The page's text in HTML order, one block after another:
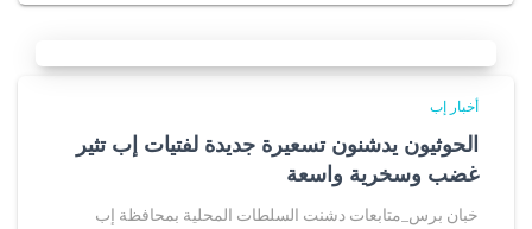
أخبار إب
الحوثيون يدشنون تسعيرة جديدة لفتيات إب تثير
غضب وسخرية واسعة
خبان برس_متابعات دشنت السلطات المحلية بمحافظة إب